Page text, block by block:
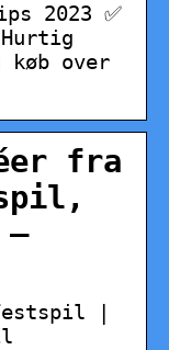
2023 ✅
over
fra
|